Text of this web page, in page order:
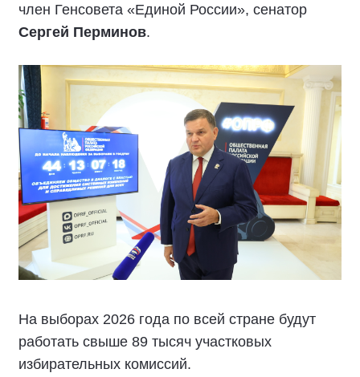
член Генсовета «Единой России», сенатор
Сергей Перминов.
На выборах 2026 года по всей стране будут
работать свыше 89 тысяч участковых
избирательных комиссий.